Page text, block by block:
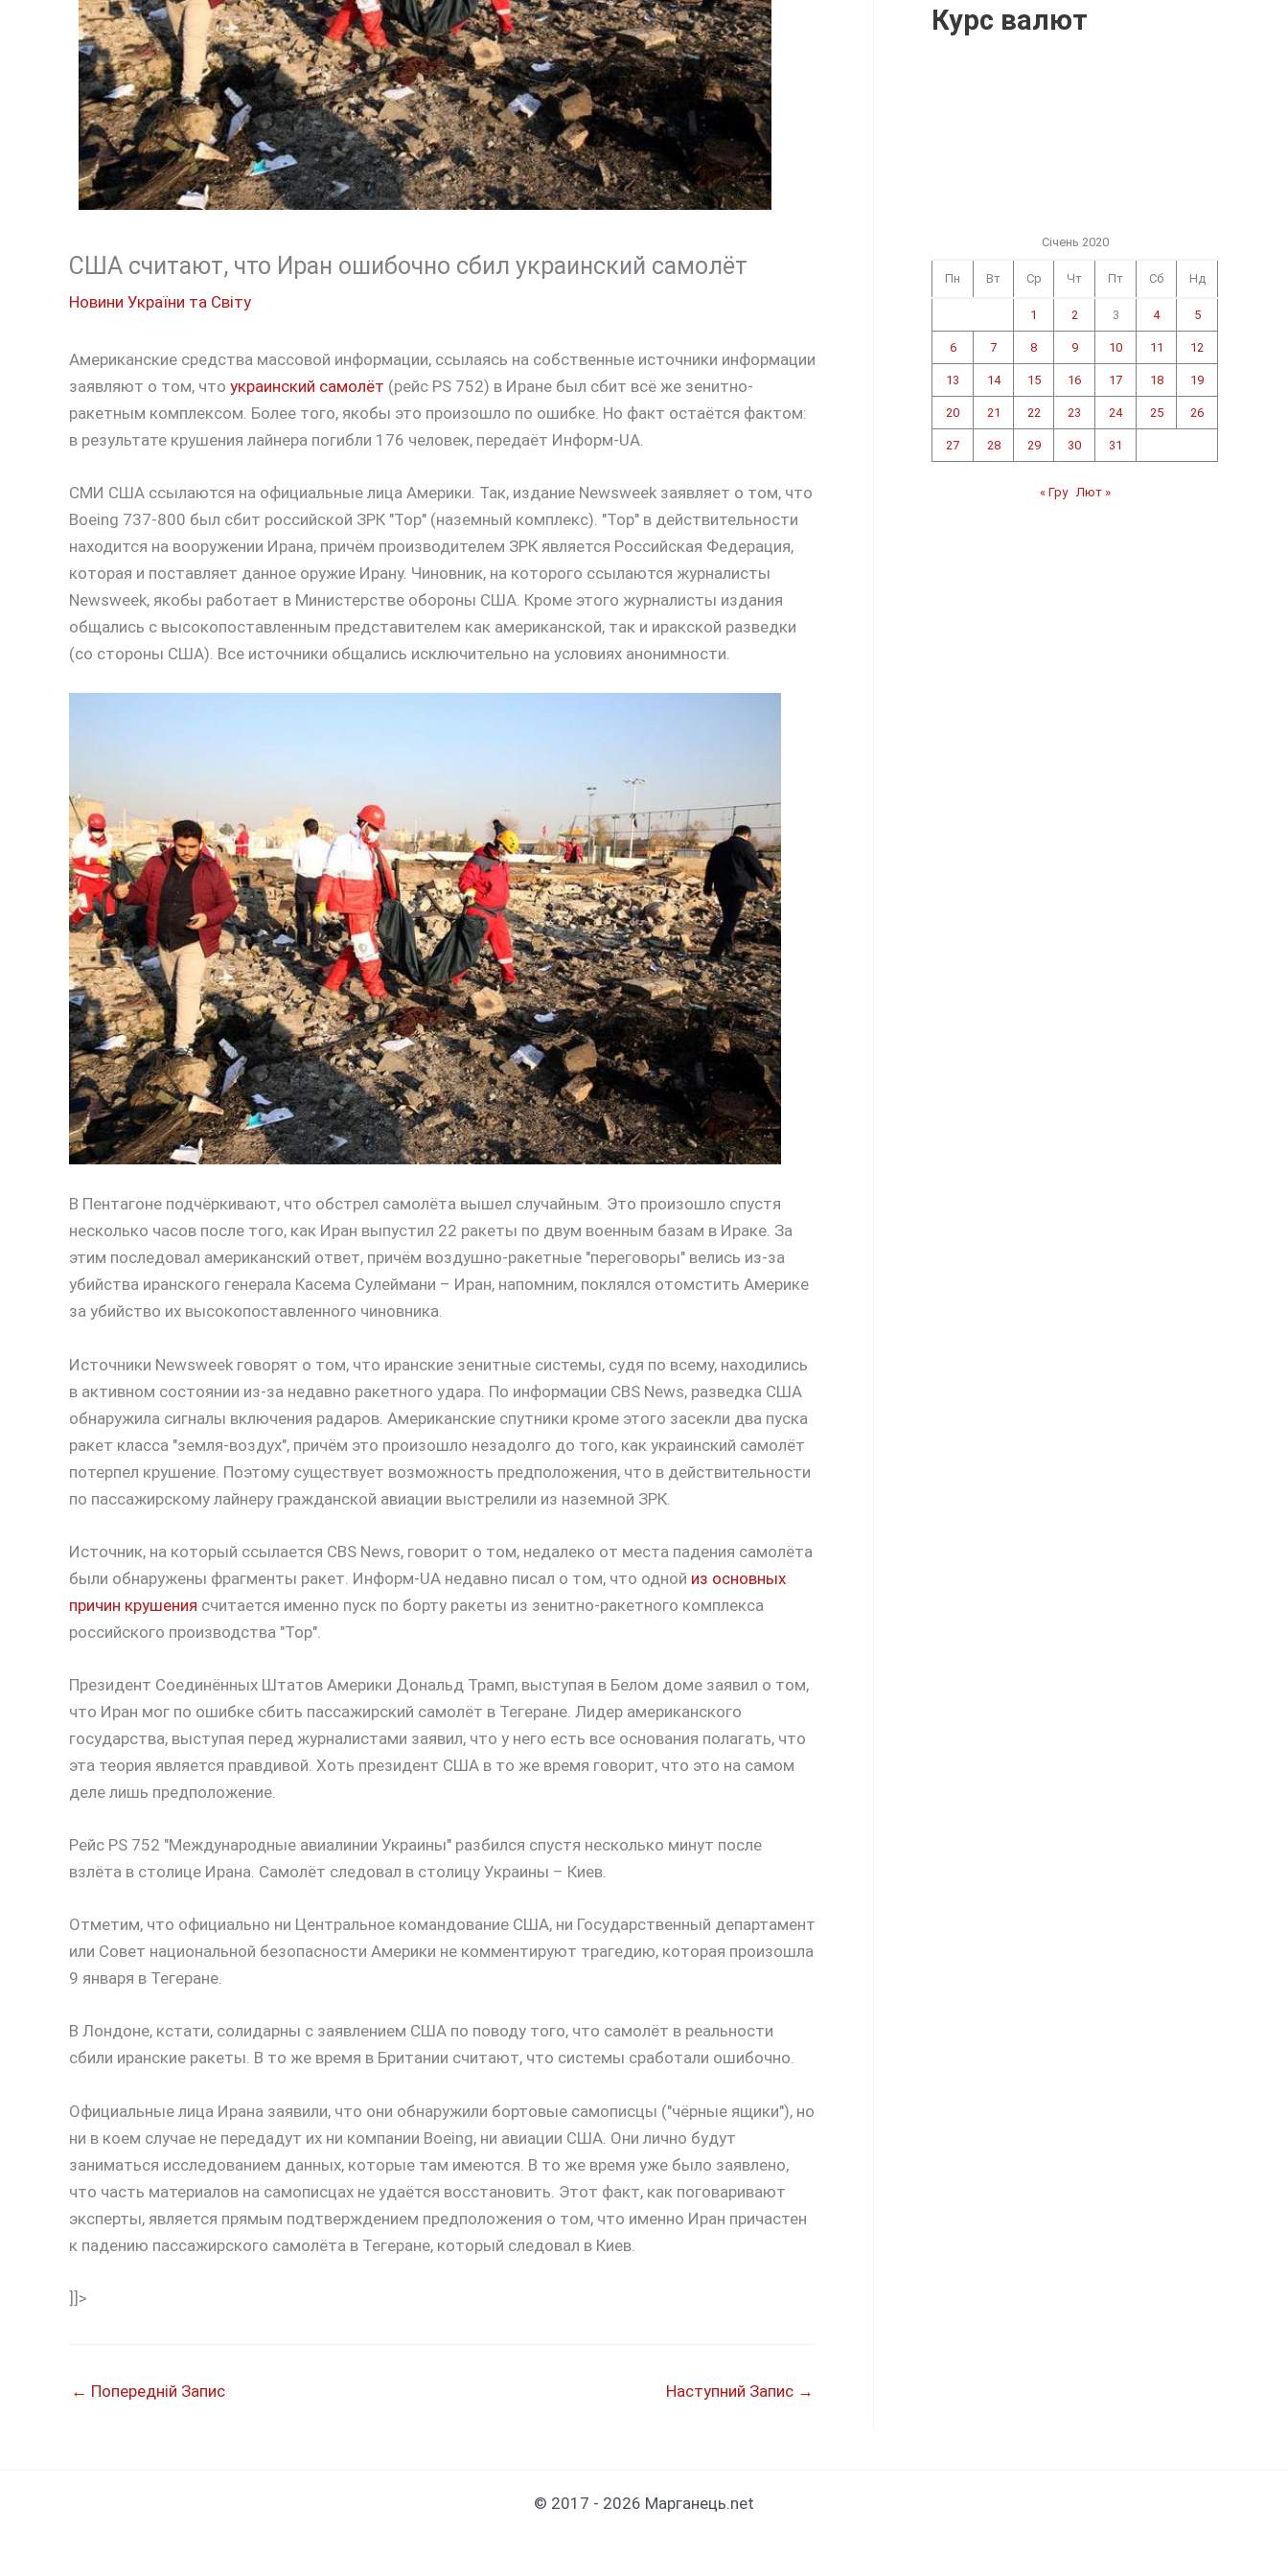
США считают, что Иран ошибочно сбил украинский самолёт
Новини України та Світу
Американские средства массовой информации, ссылаясь на собственные источники информации
заявляют о том, что украинский самолёт (рейс PS 752) в Иране был сбит всё же зенитно-
ракетным комплексом. Более того, якобы это произошло по ошибке. Но факт остаётся фактом:
в результате крушения лайнера погибли 176 человек, передаёт Информ-UA.
СМИ США ссылаются на официальные лица Америки. Так, издание Newsweek заявляет о том, что
Boeing 737-800 был сбит российской ЗРК "Тор" (наземный комплекс). "Тор" в действительности
находится на вооружении Ирана, причём производителем ЗРК является Российская Федерация,
которая и поставляет данное оружие Ирану. Чиновник, на которого ссылаются журналисты
Newsweek, якобы работает в Министерстве обороны США. Кроме этого журналисты издания
общались с высокопоставленным представителем как американской, так и иракской разведки
(со стороны США). Все источники общались исключительно на условиях анонимности.
В Пентагоне подчёркивают, что обстрел самолёта вышел случайным. Это произошло спустя
несколько часов после того, как Иран выпустил 22 ракеты по двум военным базам в Ираке. За
этим последовал американский ответ, причём воздушно-ракетные "переговоры" велись из-за
убийства иранского генерала Касема Сулеймани – Иран, напомним, поклялся отомстить Америке
за убийство их высокопоставленного чиновника.
Источники Newsweek говорят о том, что иранские зенитные системы, судя по всему, находились
в активном состоянии из-за недавно ракетного удара. По информации CBS News, разведка США
обнаружила сигналы включения радаров. Американские спутники кроме этого засекли два пуска
ракет класса "земля-воздух", причём это произошло незадолго до того, как украинский самолёт
потерпел крушение. Поэтому существует возможность предположения, что в действительности
по пассажирскому лайнеру гражданской авиации выстрелили из наземной ЗРК.
Источник, на который ссылается CBS News, говорит о том, недалеко от места падения самолёта
были обнаружены фрагменты ракет. Информ-UA недавно писал о том, что одной из основных
причин крушения считается именно пуск по борту ракеты из зенитно-ракетного комплекса
российского производства "Тор".
Президент Соединённых Штатов Америки Дональд Трамп, выступая в Белом доме заявил о том,
что Иран мог по ошибке сбить пассажирский самолёт в Тегеране. Лидер американского
государства, выступая перед журналистами заявил, что у него есть все основания полагать, что
эта теория является правдивой. Хоть президент США в то же время говорит, что это на самом
деле лишь предположение.
Рейс PS 752 "Международные авиалинии Украины" разбился спустя несколько минут после
взлёта в столице Ирана. Самолёт следовал в столицу Украины – Киев.
Отметим, что официально ни Центральное командование США, ни Государственный департамент
или Совет национальной безопасности Америки не комментируют трагедию, которая произошла
9 января в Тегеране.
В Лондоне, кстати, солидарны с заявлением США по поводу того, что самолёт в реальности
сбили иранские ракеты. В то же время в Британии считают, что системы сработали ошибочно.
Официальные лица Ирана заявили, что они обнаружили бортовые самописцы ("чёрные ящики"), но
ни в коем случае не передадут их ни компании Boeing, ни авиации США. Они лично будут
заниматься исследованием данных, которые там имеются. В то же время уже было заявлено,
что часть материалов на самописцах не удаётся восстановить. Этот факт, как поговаривают
эксперты, является прямым подтверждением предположения о том, что именно Иран причастен
к падению пассажирского самолёта в Тегеране, который следовал в Киев.
]]>
← Попередній Запис Наступний Запис →
Курс валют
Січень 2020
Пн Вт Ср Чт Пт Сб Нд
1 2 3 4 5
6 7 8 9 10 11 12
13 14 15 16 17 18 19
20 21 22 23 24 25 26
27 28 29 30 31
« Гру Лют »
© 2017 - 2026 Марганець.net